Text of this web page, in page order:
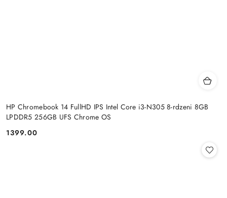
HP Chromebook 14 FullHD IPS Intel Core i3-N305 8-rdzeni 8GB
LPDDR5 256GB UFS Chrome OS
Cena:
1399.00